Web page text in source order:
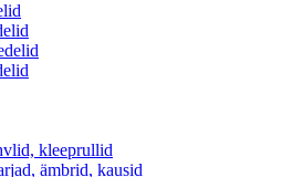
kleeprullid
ämbrid, kausid